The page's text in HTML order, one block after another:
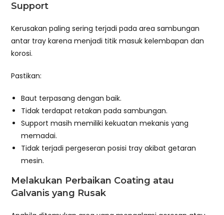
Support
Kerusakan paling sering terjadi pada area sambungan
antar tray karena menjadi titik masuk kelembapan dan
korosi.
Pastikan:
Baut terpasang dengan baik.
Tidak terdapat retakan pada sambungan.
Support masih memiliki kekuatan mekanis yang
memadai.
Tidak terjadi pergeseran posisi tray akibat getaran
mesin.
Melakukan Perbaikan Coating atau
Galvanis yang Rusak